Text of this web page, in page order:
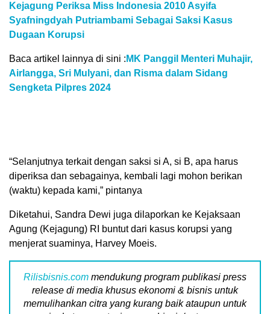
Kejagung Periksa Miss Indonesia 2010 Asyifa
Syafningdyah Putriambami Sebagai Saksi Kasus
Dugaan Korupsi
Baca artikel lainnya di sini : MK Panggil Menteri Muhajir,
Airlangga, Sri Mulyani, dan Risma dalam Sidang
Sengketa Pilpres 2024
“Selanjutnya terkait dengan saksi si A, si B, apa harus
diperiksa dan sebagainya, kembali lagi mohon berikan
(waktu) kepada kami,” pintanya
Diketahui, Sandra Dewi juga dilaporkan ke Kejaksaan
Agung (Kejagung) RI buntut dari kasus korupsi yang
menjerat suaminya, Harvey Moeis.
Rilisbisnis.com mendukung program publikasi press
release di media khusus ekonomi & bisnis untuk
memulihankan citra yang kurang baik ataupun untuk